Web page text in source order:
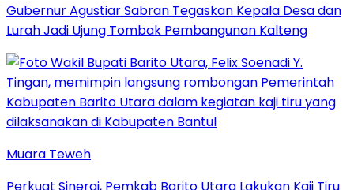
Gubernur Agustiar Sabran Tegaskan Kepala Desa dan
Lurah Jadi Ujung Tombak Pembangunan Kalteng
Muara Teweh
Perkuat Sinergi, Pemkab Barito Utara Lakukan Kaji Tiru